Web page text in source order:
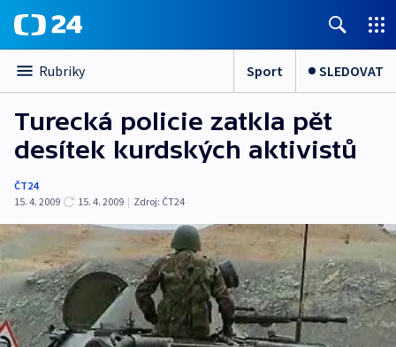
Rubriky Sport SLEDOVAT
Turecká policie zatkla pět
desítek kurdských aktivistů
ČT24
15. 4. 2009
15. 4. 2009 | Zdroj: ČT24